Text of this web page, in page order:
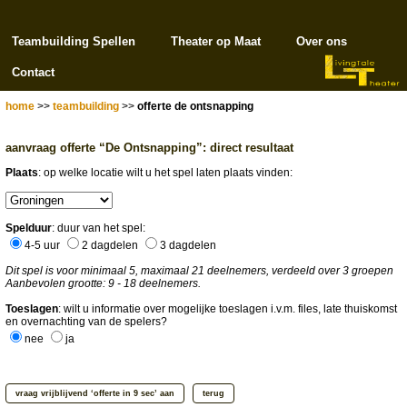
Teambuilding Spellen Theater op Maat Over ons
Contact
home >> teambuilding >> offerte de ontsnapping
aanvraag offerte “De Ontsnapping”: direct resultaat
Plaats: op welke locatie wilt u het spel laten plaats vinden:
Spelduur: duur van het spel:
4-5 uur
2 dagdelen
3 dagdelen
Dit spel is voor minimaal 5, maximaal 21 deelnemers, verdeeld over 3 groepen
Aanbevolen grootte: 9 - 18 deelnemers.
Toeslagen: wilt u informatie over mogelijke toeslagen i.v.m. files, late thuiskomst
en overnachting van de spelers?
nee
ja